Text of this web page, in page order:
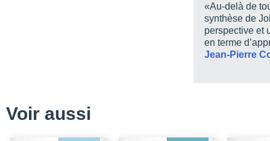
Chapitre 3 / Les
éducatif
PARTIE 2 / Les leçons
Chapitre 4 / La
«Au-delà de
synthèse de
perspective et
en terme
Jean-Pierre
Voir aussi